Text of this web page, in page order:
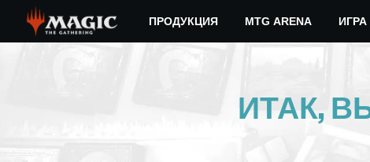
main
ПРОДУКЦИЯ MTG ARENA ИГРА
ИТАК,